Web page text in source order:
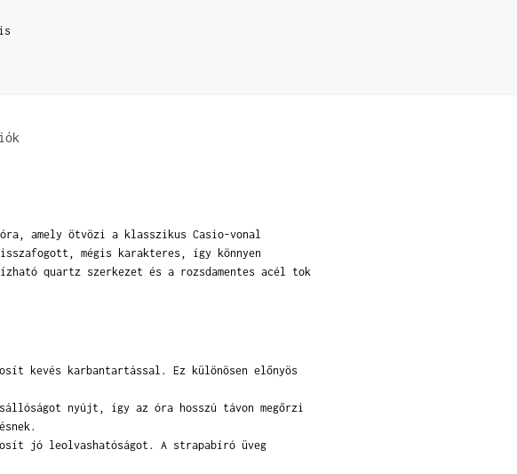
amely ötvözi a klasszikus Casio-vonal
mégis karakteres, így könnyen
quartz szerkezet és a rozsdamentes acél tok
kevés karbantartással. Ez különösen előnyös
nyújt, így az óra hosszú távon megőrzi
jó leolvashatóságot. A strapabíró üveg